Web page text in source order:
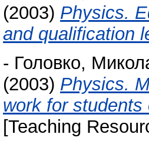
(2003) Physics.
and qualification
- Головко,
(2003) Physics.
work for
[Teaching